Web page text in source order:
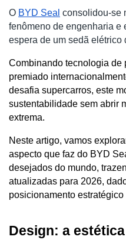
O BYD Seal consolidou-se
fenômeno de engenharia e
espera de um sedã elétrico
Combinando tecnologia de
premiado
desafia supercarros, este
sustentabilidade sem abrir
extrema.
Neste artigo, vamos
aspecto que faz do BYD
desejados do mundo,
atualizadas para 2026,
posicionamento
Design: a